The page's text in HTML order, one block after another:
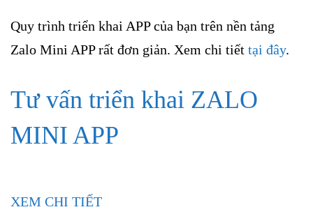
Quy trình triển khai APP của bạn trên nền tảng
Zalo Mini APP rất đơn giản. Xem chi tiết tại đây.
Tư vấn triển khai ZALO
MINI APP
XEM CHI TIẾT